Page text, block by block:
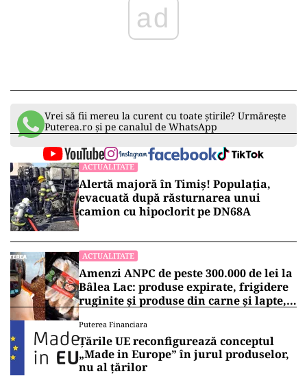
ad
Vrei să fii mereu la curent cu toate știrile? Urmărește
Puterea.ro și pe canalul de WhatsApp
ACTUALITATE
Alertă majoră în Timiș! Populația,
evacuată după răsturnarea unui
camion cu hipoclorit pe DN68A
ACTUALITATE
Amenzi ANPC de peste 300.000 de lei la
Bâlea Lac: produse expirate, frigidere
ruginite și produse din carne și lapte,
Puterea Financiara
Țările UE reconfigurează conceptul
„Made in Europe” în jurul produselor,
nu al țărilor